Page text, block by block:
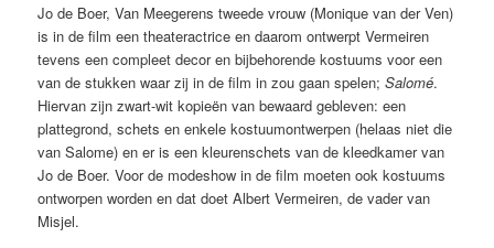
Jo de Boer, Van Meegerens tweede vrouw (Monique van der Ven)
is in de film een theateractrice en daarom ontwerpt Vermeiren
tevens een compleet decor en bijbehorende kostuums voor een
van de stukken waar zij in de film in zou gaan spelen;Salomé.
Hiervan zijn zwart-wit kopieën van bewaard gebleven: een
plattegrond, schets en enkele kostuumontwerpen (helaas niet die
van Salome) en er is een kleurenschets van de kleedkamer van
Jo de Boer. Voor de modeshow in de film moeten ook kostuums
ontworpen worden en dat doet Albert Vermeiren, de vader van
Misjel.